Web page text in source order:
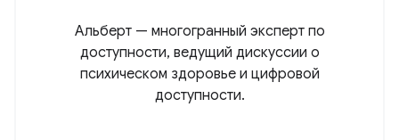
Альберт — многогранный эксперт по
доступности, ведущий дискуссии о
психическом здоровье и цифровой
доступности.